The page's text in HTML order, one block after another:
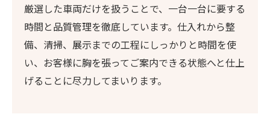
厳選した車両だけを扱うことで、一台一台に要する
時間と品質管理を徹底しています。仕入れから整
備、清掃、展示までの工程にしっかりと時間を使
い、お客様に胸を張ってご案内できる状態へと仕上
げることに尽力してまいります。